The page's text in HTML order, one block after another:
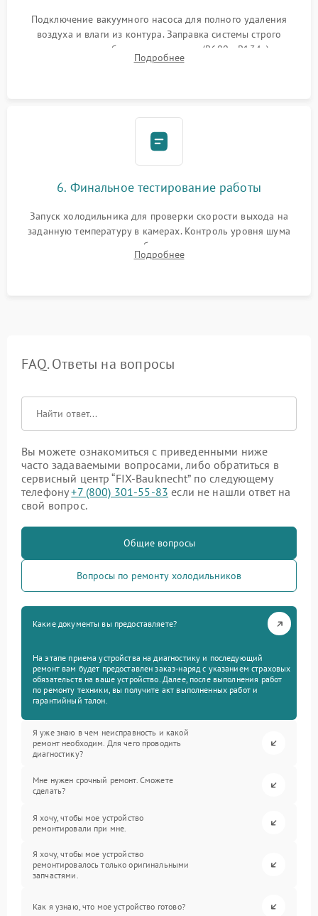
Подключение вакуумного насоса для полного удаления
воздуха и влаги из контура. Заправка системы строго
дозированным объемом хладагента (R600a, R134a) по
электронным весам. Контроль рабочего давления в системе.
Подробнее
6. Финальное тестирование работы
Запуск холодильника для проверки скорости выхода на
заданную температуру в камерах. Контроль уровня шума
компрессора, отсутствия обмерзания стенок и корректного
срабатывания системы автоматической оттайки.
Подробнее
FAQ. Ответы на вопросы
Вы можете ознакомиться с приведенными ниже
часто задаваемыми вопросами, либо обратиться в
сервисный центр “FIX-Bauknecht” по следующему
телефону+7 (800) 301-55-83 если не нашли ответ на
свой вопрос.
Общие вопросы
Вопросы по ремонту холодильников
Какие документы вы предоставляете?
На этапе приема устройства на диагностику и последующий
ремонт вам будет предоставлен заказ-наряд с указанием страховых
обязательств на ваше устройство. Далее, после выполнения работ
по ремонту техники, вы получите акт выполненных работ и
гарантийный талон.
Я уже знаю в чем неисправность и какой
ремонт необходим. Для чего проводить
диагностику?
Мне нужен срочный ремонт. Сможете
сделать?
Я хочу, чтобы мое устройство
ремонтировали при мне.
Я хочу, чтобы мое устройство
ремонтировалось только оригинальными
запчастями.
Как я узнаю, что мое устройство готово?